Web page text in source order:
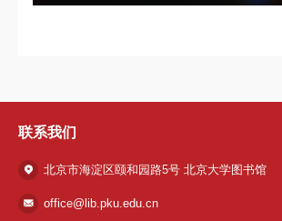
联系我们
北京市海淀区颐和园路5号 北京大学图书馆
office@lib.pku.edu.cn